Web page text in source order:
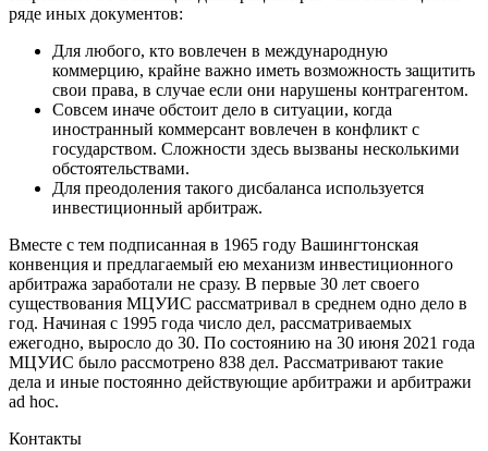
ряде иных документов:
Для любого, кто вовлечен в международную
коммерцию, крайне важно иметь возможность защитить
свои права, в случае если они нарушены контрагентом.
Совсем иначе обстоит дело в ситуации, когда
иностранный коммерсант вовлечен в конфликт с
государством. Сложности здесь вызваны несколькими
обстоятельствами.
Для преодоления такого дисбаланса используется
инвестиционный арбитраж.
Вместе с тем подписанная в 1965 году Вашингтонская
конвенция и предлагаемый ею механизм инвестиционного
арбитража заработали не сразу. В первые 30 лет своего
существования МЦУИС рассматривал в среднем одно дело в
год. Начиная с 1995 года число дел, рассматриваемых
ежегодно, выросло до 30. По состоянию на 30 июня 2021 года
МЦУИС было рассмотрено 838 дел. Рассматривают такие
дела и иные постоянно действующие арбитражи и арбитражи
ad hoc.
Контакты